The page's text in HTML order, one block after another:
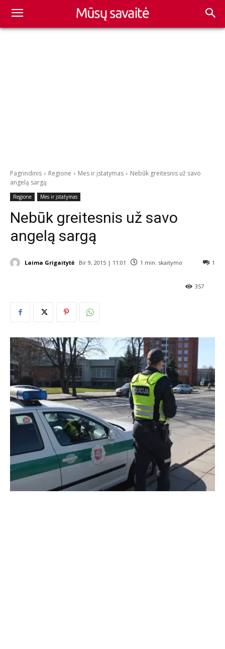
Pagrindinis Regione Mes ir įstatymas
Nebūk greitesnis už savo
angelą sargą
Regione Mes ir įstatymas
Nebūk greitesnis už savo
angelą sargą
Laima Grigaitytė Bir 9, 2015 | 11:01 1 min. skaitymo 1
357